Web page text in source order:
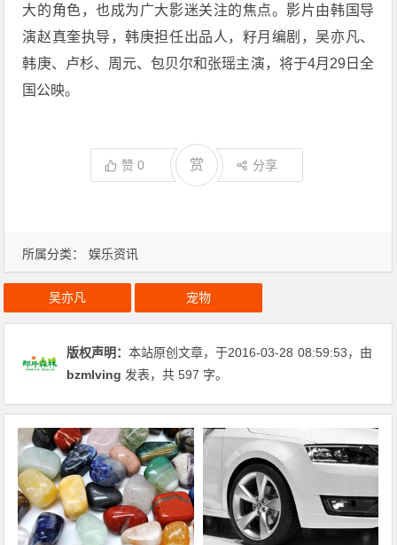
所属分类： 娱乐资讯
大的角色，也成为广大影迷关注的焦点。影片由韩国导
演赵真奎执导，韩庚担任出品人，籽月编剧，吴亦凡、
韩庚、卢杉、周元、包贝尔和张瑶主演，将于4月29日全
国公映。
赞0 赏 分享
吴亦凡 宠物
版权声明：本站原创文章，于2016-03-28 08:59:53，由
bzmlving 发表，共 597 字。